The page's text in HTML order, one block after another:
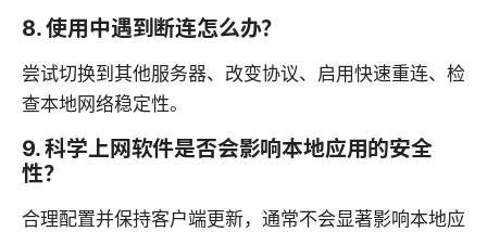
8. 使用中遇到断连怎么办？
尝试切换到其他服务器、改变协议、启用快速重连、检
查本地网络稳定性。
9. 科学上网软件是否会影响本地应用的安全
性？
合理配置并保持客户端更新，通常不会显著影响本地应